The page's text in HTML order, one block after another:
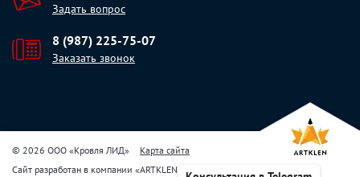
Задать вопрос
8 (987) 225-75-07
Заказать звонок
© 2026 ООО «Кровля ЛИД»
Карта сайта
Сайт разработан в компании «ARTKLEN